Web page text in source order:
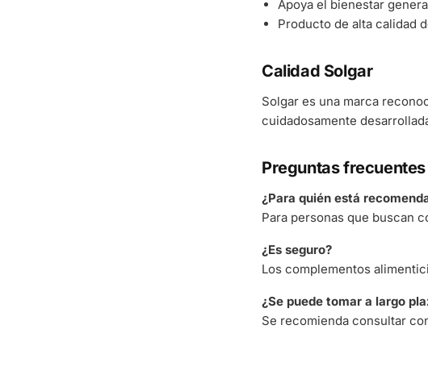
Apoya el bienestar
Producto de alta calidad
Calidad Solgar
Solgar es una marca
cuidadosamente
Preguntas frecuentes
¿Para quién está
Para personas que buscan
¿Es seguro?
Los complementos
¿Se puede tomar a largo
Se recomienda consultar